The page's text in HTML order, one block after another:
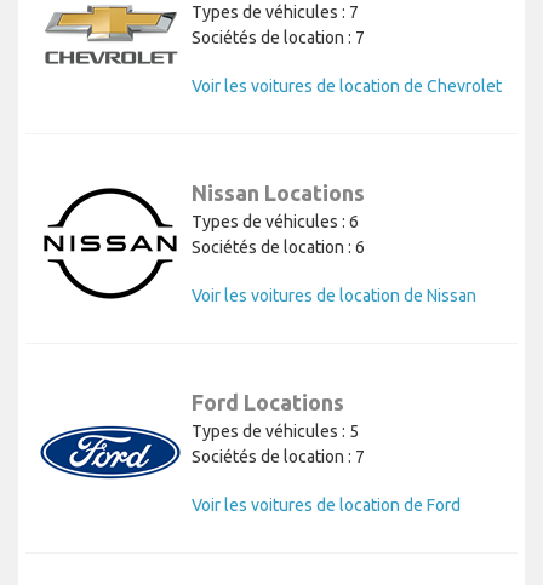
Types de véhicules : 7
Sociétés de location : 7
Voir les voitures de location de Chevrolet
Nissan Locations
Types de véhicules : 6
Sociétés de location : 6
Voir les voitures de location de Nissan
Ford Locations
Types de véhicules : 5
Sociétés de location : 7
Voir les voitures de location de Ford